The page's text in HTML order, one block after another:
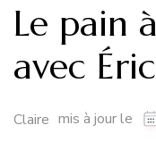
Le pain
avec
Claire mis à jour le